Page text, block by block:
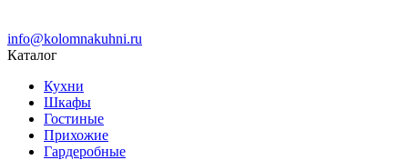
info@kolomnakuhni.ru
Каталог
Кухни
Шкафы
Гостиные
Прихожие
Гардеробные